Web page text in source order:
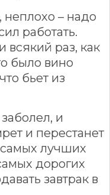
– надо
работать.
всякий раз, как
было вино
бьет из
и
и перестанет
самых лучших
дорогих
завтрак в